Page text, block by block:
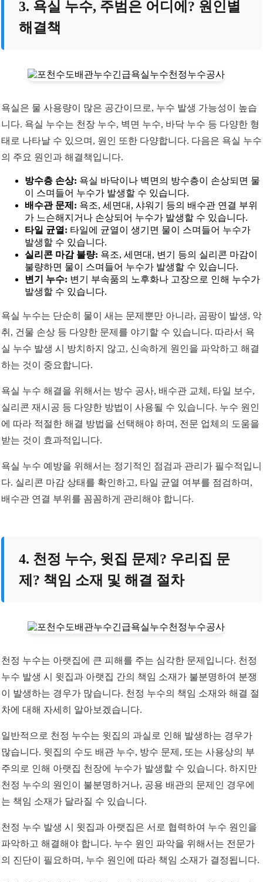
3. 욕실 누수, 주범은 어디에? 원인별
해결책
욕실은 물 사용량이 많은 공간이므로, 누수 발생 가능성이 높습
니다. 욕실 누수는 천장 누수, 벽면 누수, 바닥 누수 등 다양한 형
태로 나타날 수 있으며, 원인 또한 다양합니다. 다음은 욕실 누수
의 주요 원인과 해결책입니다.
방수층 손상: 욕실 바닥이나 벽면의 방수층이 손상되면 물
이 스며들어 누수가 발생할 수 있습니다.
배수관 문제: 욕조, 세면대, 샤워기 등의 배수관 연결 부위
가 느슨해지거나 손상되어 누수가 발생할 수 있습니다.
타일 균열: 타일에 균열이 생기면 물이 스며들어 누수가
발생할 수 있습니다.
실리콘 마감 불량: 욕조, 세면대, 변기 등의 실리콘 마감이
불량하면 물이 스며들어 누수가 발생할 수 있습니다.
변기 누수: 변기 부속품의 노후화나 고장으로 인해 누수가
발생할 수 있습니다.
욕실 누수는 단순히 물이 새는 문제뿐만 아니라, 곰팡이 발생, 악
취, 건물 손상 등 다양한 문제를 야기할 수 있습니다. 따라서 욕
실 누수 발생 시 방치하지 않고, 신속하게 원인을 파악하고 해결
하는 것이 중요합니다.
욕실 누수 해결을 위해서는 방수 공사, 배수관 교체, 타일 보수,
실리콘 재시공 등 다양한 방법이 사용될 수 있습니다. 누수 원인
에 따라 적절한 해결 방법을 선택해야 하며, 전문 업체의 도움을
받는 것이 효과적입니다.
욕실 누수 예방을 위해서는 정기적인 점검과 관리가 필수적입니
다. 실리콘 마감 상태를 확인하고, 타일 균열 여부를 점검하며,
배수관 연결 부위를 꼼꼼하게 관리해야 합니다.
4. 천정 누수, 윗집 문제? 우리집 문
제? 책임 소재 및 해결 절차
천정 누수는 아랫집에 큰 피해를 주는 심각한 문제입니다. 천정
누수 발생 시 윗집과 아랫집 간의 책임 소재가 불분명하여 분쟁
이 발생하는 경우가 많습니다. 천정 누수의 책임 소재와 해결 절
차에 대해 자세히 알아보겠습니다.
일반적으로 천정 누수는 윗집의 과실로 인해 발생하는 경우가
많습니다. 윗집의 수도 배관 누수, 방수 문제, 또는 사용상의 부
주의로 인해 아랫집 천장에 누수가 발생할 수 있습니다. 하지만
천정 누수의 원인이 불분명하거나, 공용 배관의 문제인 경우에
는 책임 소재가 달라질 수 있습니다.
천정 누수 발생 시 윗집과 아랫집은 서로 협력하여 누수 원인을
파악하고 해결해야 합니다. 누수 원인 파악을 위해서는 전문가
의 진단이 필요하며, 누수 원인에 따라 책임 소재가 결정됩니다.